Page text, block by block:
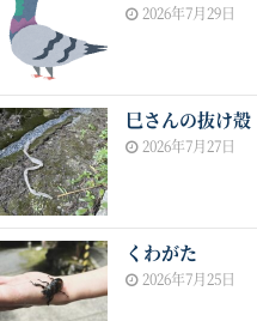
2026年7月29日
巳さんの抜け殻
2026年7月27日
くわがた
2026年7月25日